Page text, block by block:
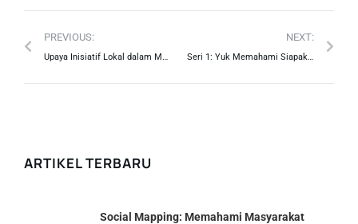
PREVIOUS:
Upaya Inisiatif Lokal dalam Memperjuangkan Ekosistem Mangrove sebagai Penjaga Garis Pantai
NEXT:
Seri 1: Yuk Memahami Siapakah Laki-laki dan Perempuan dalam Kesetaraan Gender
ARTIKEL TERBARU
Social Mapping: Memahami Masyarakat